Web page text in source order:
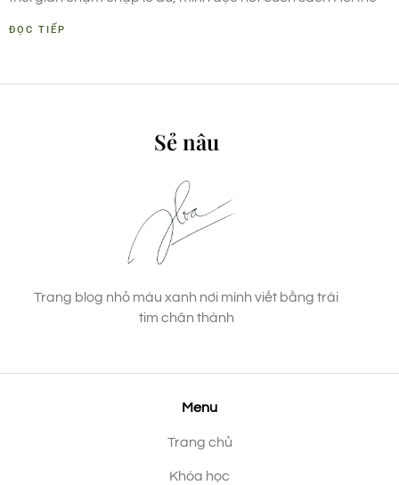
ĐỌC TIẾP
Sẻ nâu
Trang blog nhỏ màu xanh nơi mình viết bằng trái
tim chân thành
Menu
Trang chủ
Khóa học